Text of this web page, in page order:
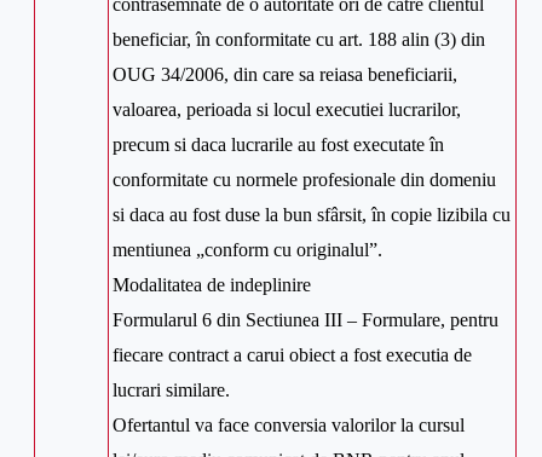
contrasemnate de o autoritate ori de catre clientul
beneficiar, în conformitate cu art. 188 alin (3) din
OUG 34/2006, din care sa reiasa beneficiarii,
valoarea, perioada si locul executiei lucrarilor,
precum si daca lucrarile au fost executate în
conformitate cu normele profesionale din domeniu
si daca au fost duse la bun sfârsit, în copie lizibila cu
mentiunea „conform cu originalul”.
Modalitatea de indeplinire
Formularul 6 din Sectiunea III – Formulare, pentru
fiecare contract a carui obiect a fost executia de
lucrari similare.
Ofertantul va face conversia valorilor la cursul